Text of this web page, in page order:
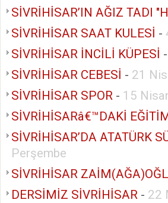
SİVRİHİSAR’IN AĞIZ TADI
SİVRİHİSAR SAAT KULESİ -
SİVRİHİSAR İNCİLİ KÜPESİ -
SİVRİHİSAR CEBESİ - 21
SİVRİHİSAR SPOR - 15
SİVRİHİSARâ€™DAKİ
Perşembe
SİVRİHİSAR
DERSİMİZ SİVRİHİSAR - 22